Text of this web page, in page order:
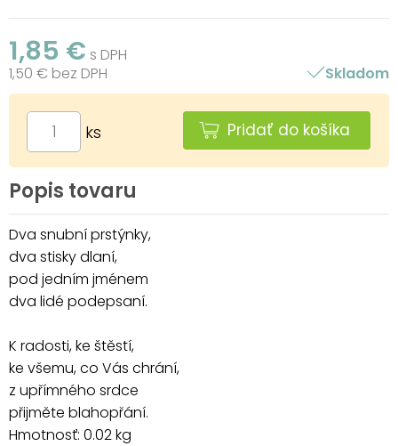
1,85 € s DPH
1,50 € bez DPH
Skladom
ks Pridať do košíka
Popis tovaru
Dva snubní prstýnky,
dva stisky dlaní,
pod jedním jménem
dva lidé podepsaní.
K radosti, ke štěstí,
ke všemu, co Vás chrání,
z upřímného srdce
přijměte blahopřání.
Hmotnosť: 0.02 kg